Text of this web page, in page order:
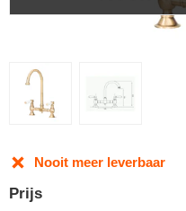
Nooit meer leverbaar
Prijs